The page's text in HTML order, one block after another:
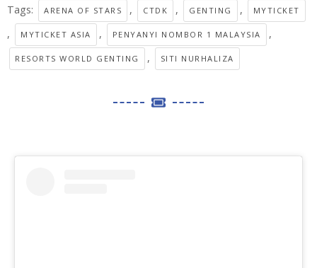
Tags: ARENA OF STARS , CTDK , GENTING , MYTICKET
, MYTICKET ASIA , PENYANYI NOMBOR 1 MALAYSIA ,
RESORTS WORLD GENTING , SITI NURHALIZA